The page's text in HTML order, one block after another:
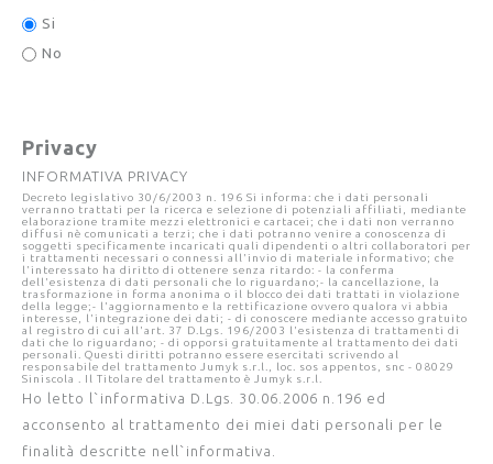
Si
No
Privacy
INFORMATIVA PRIVACY
Decreto legislativo 30/6/2003 n. 196 Si informa: che i dati personali
verranno trattati per la ricerca e selezione di potenziali affiliati, mediante
elaborazione tramite mezzi elettronici e cartacei; che i dati non verranno
diffusi nè comunicati a terzi; che i dati potranno venire a conoscenza di
soggetti specificamente incaricati quali dipendenti o altri collaboratori per
i trattamenti necessari o connessi all'invio di materiale informativo; che
l'interessato ha diritto di ottenere senza ritardo: - la conferma
dell'esistenza di dati personali che lo riguardano;- la cancellazione, la
trasformazione in forma anonima o il blocco dei dati trattati in violazione
della legge;- l'aggiornamento e la rettificazione ovvero qualora vi abbia
interesse, l'integrazione dei dati; - di conoscere mediante accesso gratuito
al registro di cui all'art. 37 D.Lgs. 196/2003 l'esistenza di trattamenti di
dati che lo riguardano; - di opporsi gratuitamente al trattamento dei dati
personali. Questi diritti potranno essere esercitati scrivendo al
responsabile del trattamento Jumyk s.r.l., loc. sos appentos, snc - 08029
Siniscola . Il Titolare del trattamento è Jumyk s.r.l.
Ho letto l`informativa D.Lgs. 30.06.2006 n.196 ed
acconsento al trattamento dei miei dati personali per le
finalità descritte nell`informativa.